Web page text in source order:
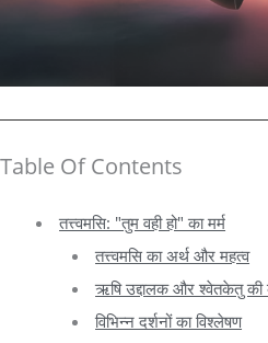
Table Of Contents
तत्त्वमसि: "तुम वही हो" का मर्म
तत्त्वमसि का अर्थ और महत्व
ऋषि उद्दालक और श्वेतकेतु की
विभिन्न दर्शनों का विश्लेषण